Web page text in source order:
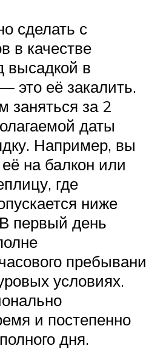
сделать с
в качестве
высадкой в
это её закалить.
заняться за 2
даты
Например, вы
на балкон или
где
ниже
первый день
условиях.
и постепенно
дня.